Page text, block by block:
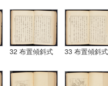
32 布置傾斜式 33 布置傾斜式